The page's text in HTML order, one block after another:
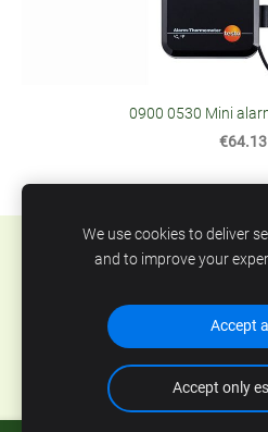
0900 0530 Mini
€64.13
SIA Abero, Mūkusalas 33,
67801078, epasts:
We use cookies to deliver
and to improve your
Accept all
Accept only